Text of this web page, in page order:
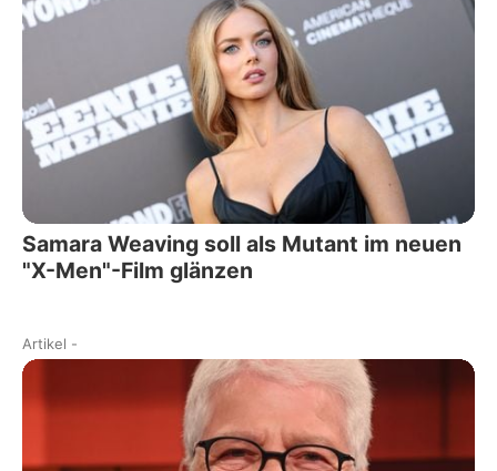
Samara Weaving soll als Mutant im neuen
"X-Men"-Film glänzen
Artikel -